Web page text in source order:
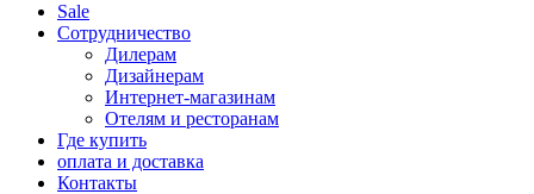
Sale
Сотрудничество
Дилерам
Дизайнерам
Интернет-магазинам
Отелям и ресторанам
Где купить
оплата и доставка
Контакты